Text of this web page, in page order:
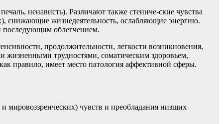
ненависть). Различают также стениче-ские чувства
снижающие жизнедеятельность, ослабляющие энергию.
последующим облегчением.
продолжительности, легкости возникновения,
жизненными трудностями, соматическим здоровьем,
правило, имеет место патология аффективной сферы.
мировоззренческих) чувств и преобладания низших